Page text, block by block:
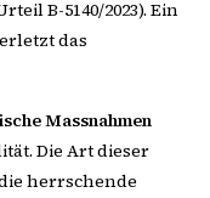
B-5140/2023). Ein
das
Massnahmen
Die Art dieser
herrschende